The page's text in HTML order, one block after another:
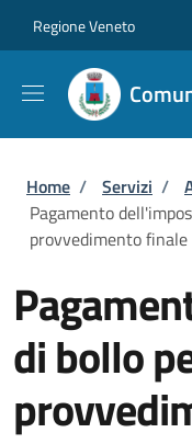
Regione Veneto
Briciole di
Home / Servizi /
Pagamento
provvedimento finale
di bollo